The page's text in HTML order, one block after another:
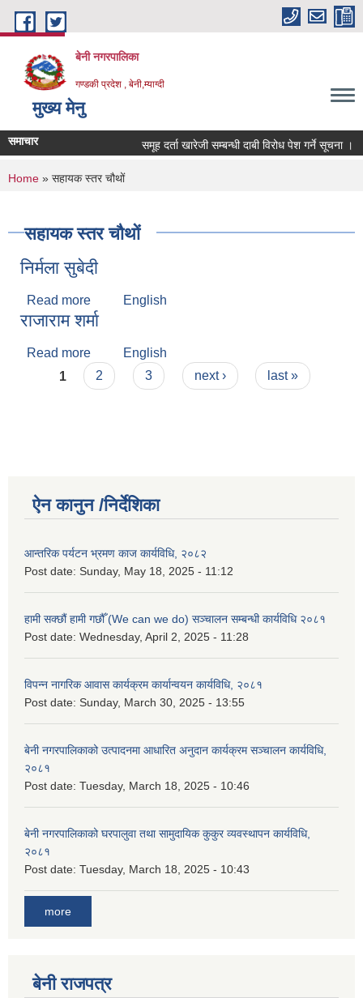
Skip to main content
बेनी नगरपालिका
गण्डकी प्रदेश , बेनी,म्याग्दी
मुख्य मेनु
समाचार समूह दर्ता खारेजी सम्बन्धी दाबी विरोध पेश गर्ने सूचना ।
You are here
Home » सहायक स्तर चौथों
सहायक स्तर चौथों
निर्मला सुबेदी
Read more about निर्मला सुबेदी
English
राजाराम शर्मा
Read more about राजाराम शर्मा
English
Pages
1 2 3 next › last »
ऐन कानुन /निर्देशिका
आन्तरिक पर्यटन भ्रमण काज कार्यविधि, २०८२
Post date: Sunday, May 18, 2025 - 11:12
हामी सक्छौं हामी गछौँ (We can we do) सञ्चालन सम्बन्धी कार्यविधि २०८१
Post date: Wednesday, April 2, 2025 - 11:28
विपन्न नागरिक आवास कार्यक्रम कार्यान्वयन कार्यविधि, २०८१
Post date: Sunday, March 30, 2025 - 13:55
बेनी नगरपालिकाको उत्पादनमा आधारित अनुदान कार्यक्रम सञ्‍चालन कार्यविधि,
२०८१
Post date: Tuesday, March 18, 2025 - 10:46
बेनी नगरपालिकाको घरपालुवा तथा सामुदायिक कुकुर व्यवस्थापन कार्यविधि,
२०८१
Post date: Tuesday, March 18, 2025 - 10:43
more
बेनी राजपत्र